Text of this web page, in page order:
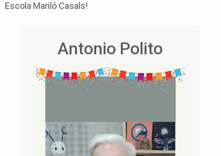
Escola Mariló Casals!
Antonio Polito